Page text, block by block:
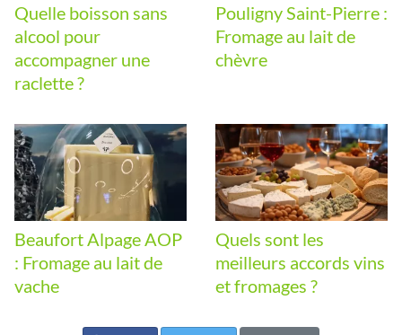
Quelle boisson sans
alcool pour
accompagner une
raclette ?
Pouligny Saint-Pierre :
Fromage au lait de
chèvre
Beaufort Alpage AOP
: Fromage au lait de
vache
Quels sont les
meilleurs accords vins
et fromages ?